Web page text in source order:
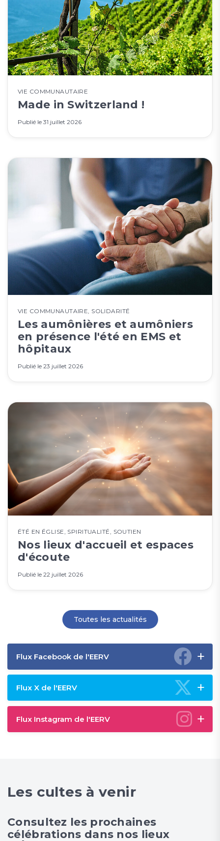
VIE COMMUNAUTAIRE
Made in Switzerland !
Publié le 31 juillet 2026
VIE COMMUNAUTAIRE SOLIDARITÉ
Les aumônières et aumôniers
en présence l'été en EMS et
hôpitaux
Publié le 23 juillet 2026
ÉTÉ EN ÉGLISE SPIRITUALITÉ SOUTIEN
Nos lieux d'accueil et espaces
d'écoute
Publié le 22 juillet 2026
Toutes les actualités
Flux Facebook de l'EERV
Flux X de l'EERV
Flux Instagram de l'EERV
Les cultes à venir
Consultez les prochaines
célébrations dans nos lieux